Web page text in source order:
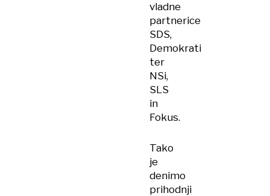
vladne
partnerice
SDS,
Demokrati
ter
NSi,
SLS
in
Fokus.
Tako
je
denimo
prihodnji